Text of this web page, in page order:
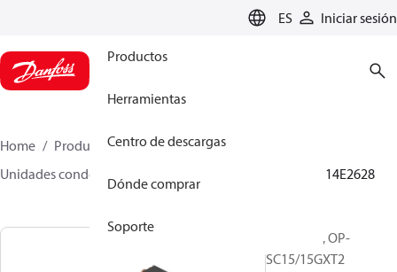
ES Iniciar sesión
Productos
Herramientas
Centro de descargas
Dónde comprar
Soporte
Home Productos
Climate Solutions for cooling
Unidades condensadoras
114E2628
Optyma™, OP-
SC15/15GXT2